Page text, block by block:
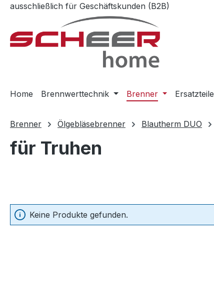
Hauptinhalt springen
Zur Suche springen
Zur Hauptnavigation springen
ausschließlich für Geschäftskunden (B2B)
Home Brennwerttechnik Brenner Ersatzteile
Brenner Ölgebläsebrenner Blautherm DUO
für Truhen
Keine Produkte gefunden.